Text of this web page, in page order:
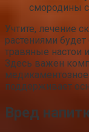
смородины
Учтите, лечение
растениями
травяные настои
Здесь важен
поддерживает
Вред